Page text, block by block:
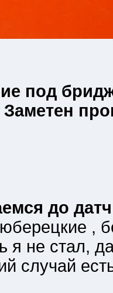
под
Заметен
до
,
я не стал,
случай